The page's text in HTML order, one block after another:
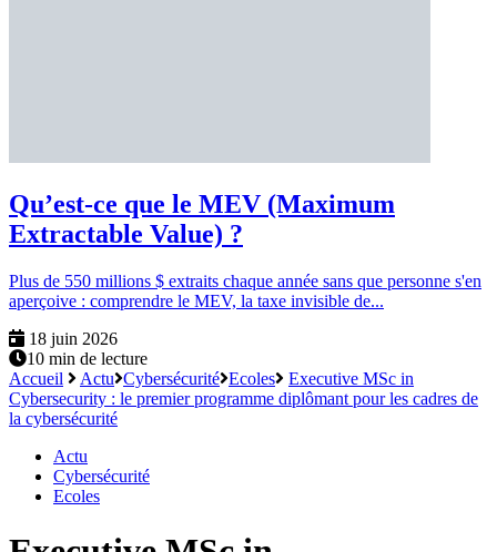
Qu’est-ce que le MEV (Maximum
Extractable Value) ?
Plus de 550 millions $ extraits chaque année sans que personne s'en
aperçoive : comprendre le MEV, la taxe invisible de...
18 juin 2026
10 min de lecture
Accueil
Actu Cybersécurité Ecoles
Executive MSc in
Cybersecurity : le premier programme diplômant pour les cadres de
la cybersécurité
Actu
Cybersécurité
Ecoles